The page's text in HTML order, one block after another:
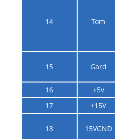
14 Tom
15 Gard
16 +5v
17
+15V
18 15VGND